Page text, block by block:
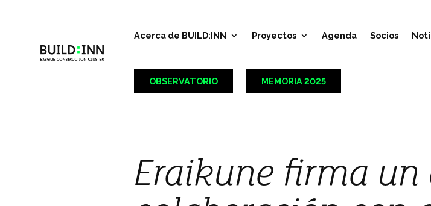
Acerca de BUILD:INN Proyectos Agenda Socios
OBSERVATORIO MEMORIA 2025
Eraikune firma un